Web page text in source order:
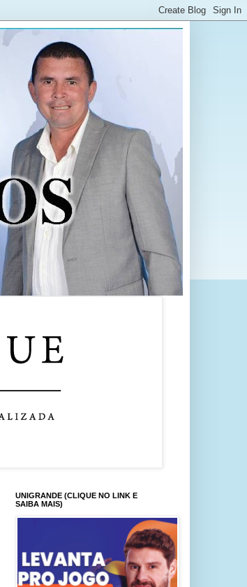
UNIGRANDE (CLIQUE NO LINK E
SAIBA MAIS)